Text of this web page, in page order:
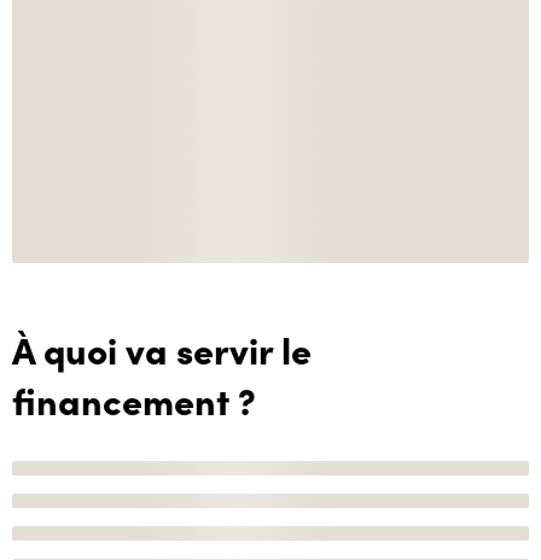
À quoi va servir le
financement ?